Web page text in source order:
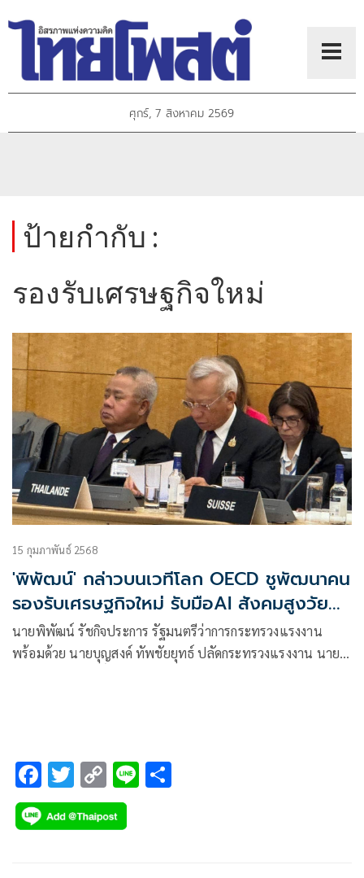
ศุกร์, 7 สิงหาคม 2569
ป้ายกำกับ :
รองรับเศรษฐกิจใหม่
15 กุมภาพันธ์ 2568
'พิพัฒน์' กล่าวบนเวทีโลก OECD ชูพัฒนาคน
รองรับเศรษฐกิจใหม่ รับมือAI สังคมสูงวัย
และแรงงานอิสระยั่งยืน
นายพิพัฒน์ รัชกิจประการ รัฐมนตรีว่าการกระทรวงแรงงาน
พร้อมด้วย นายบุญสงค์ ทัพชัยยุทธ์ ปลัดกระทรวงแรงงาน นาย
OECD ณ กรุงปารีส สาธารณรัฐฝรั่งเศส
F
ac
e
T
wi
tt
C
o
p
Li